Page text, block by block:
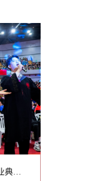
高燃时刻！直击山东大学2025年本科毕业典礼现场